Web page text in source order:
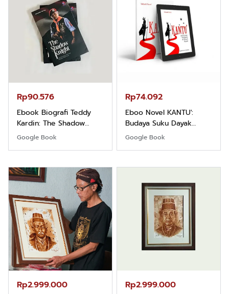
Rp90.576
Ebook Biografi Teddy
Kardin: The Shadow
Khight |
Google Book
Rp74.092
Eboo Novel KANTU':
Budaya Suku Dayak
Borneo
Google Book
Rp2.999.000 Rp2.999.000